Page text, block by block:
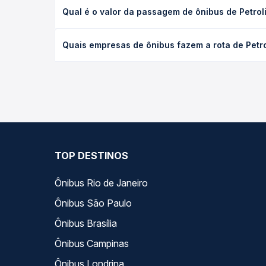
condições de tráfego. Na Quero Passagem você
Qual é o valor da passagem de ônibus de
antecedência da compra. Na Quero Passagem
Quais empresas de ônibus fazem a rota de
TOP DESTINOS
Ônibus Rio de Janeiro
Ônibus São Paulo
Ônibus Brasília
Ônibus Campinas
Ônibus Londrina